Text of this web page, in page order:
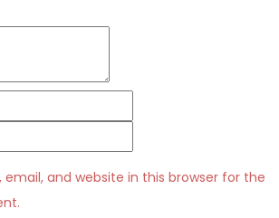
email, and website in this browser for the